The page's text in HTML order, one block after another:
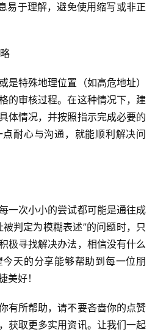
注册
易于理解，避免使用缩写或非正
是特殊地理位置（如高危地址）
的审核过程。在这种情况下，建
体情况，并按照指示完成必要的
耐心与沟通，就能顺利解决问
一次小小的尝试都可能是通往成
判定为模糊表述”的问题时，只
极寻找解决办法，相信没有什么
天的分享能够帮助到每一位朋
美好！
有所帮助，请不要吝啬你的点赞
获取更多实用资讯。让我们一起